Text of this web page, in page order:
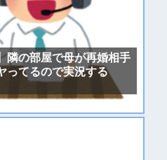
隣の部屋で母が再婚相手
ってるので実況する